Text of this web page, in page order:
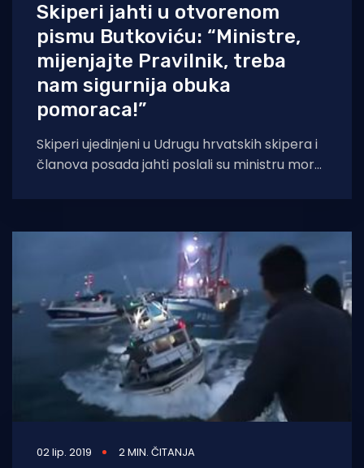
Skiperi jahti u otvorenom
pismu Butkoviću: “Ministre,
mijenjajte Pravilnik, treba
nam sigurnija obuka
pomoraca!”
Skiperi ujedinjeni u Udrugu hrvatskih skipera i
članova posada jahti poslali su ministru mora,
otvoreno
02 lip. 2019 2 MIN. ČITANJA